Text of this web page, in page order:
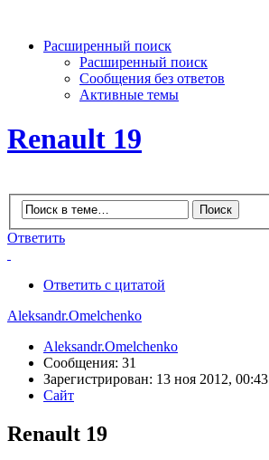
Расширенный поиск
Расширенный поиск
Сообщения без ответов
Активные темы
Renault 19
Ответить
Ответить с цитатой
Aleksandr.Omelchenko
Aleksandr.Omelchenko
Сообщения: 31
Зарегистрирован: 13 ноя 2012, 00:43
Сайт
Renault 19